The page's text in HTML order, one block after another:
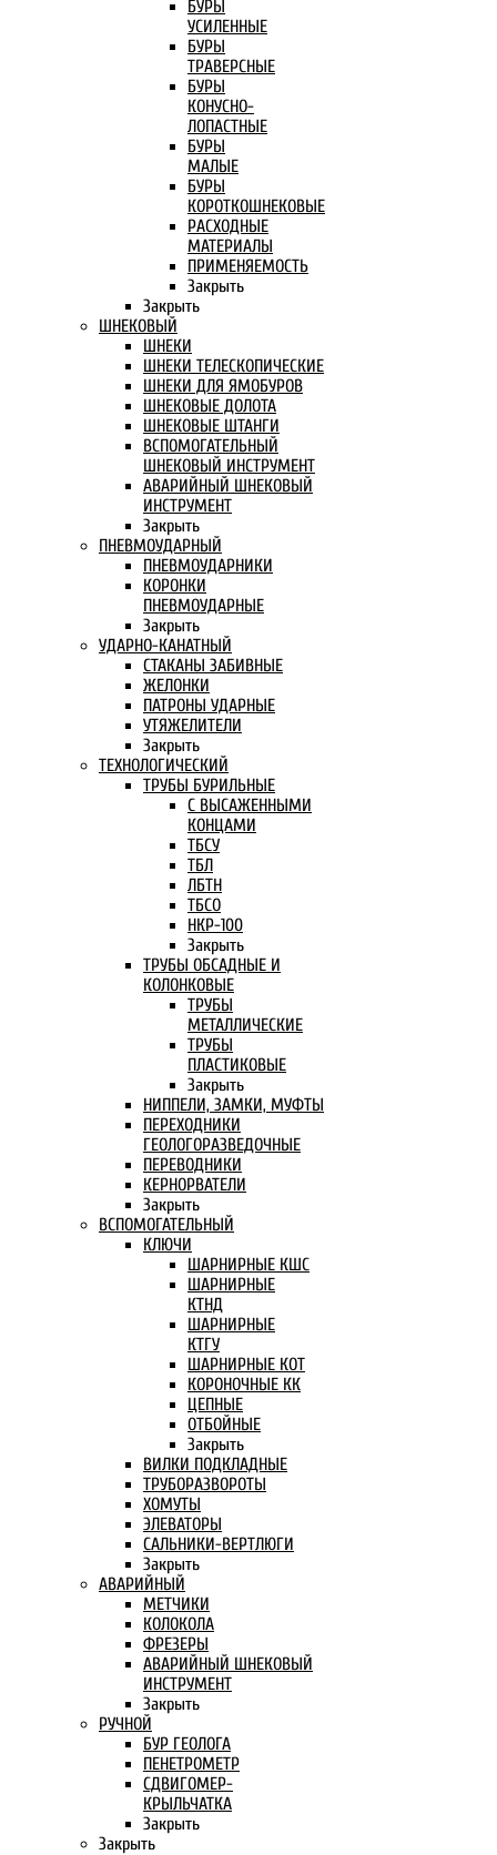
БУРЫ
УСИЛЕННЫЕ
БУРЫ
ТРАВЕРСНЫЕ
БУРЫ
КОНУСНО-
ЛОПАСТНЫЕ
БУРЫ
МАЛЫЕ
БУРЫ
КОРОТКОШНЕКОВЫЕ
РАСХОДНЫЕ
МАТЕРИАЛЫ
ПРИМЕНЯЕМОСТЬ
Закрыть
Закрыть
ШНЕКОВЫЙ
ШНЕКИ
ШНЕКИ ТЕЛЕСКОПИЧЕСКИЕ
ШНЕКИ ДЛЯ ЯМОБУРОВ
ШНЕКОВЫЕ ДОЛОТА
ШНЕКОВЫЕ ШТАНГИ
ВСПОМОГАТЕЛЬНЫЙ
ШНЕКОВЫЙ ИНСТРУМЕНТ
АВАРИЙНЫЙ ШНЕКОВЫЙ
ИНСТРУМЕНТ
Закрыть
ПНЕВМОУДАРНЫЙ
ПНЕВМОУДАРНИКИ
КОРОНКИ
ПНЕВМОУДАРНЫЕ
Закрыть
УДАРНО-КАНАТНЫЙ
СТАКАНЫ ЗАБИВНЫЕ
ЖЕЛОНКИ
ПАТРОНЫ УДАРНЫЕ
УТЯЖЕЛИТЕЛИ
Закрыть
ТЕХНОЛОГИЧЕСКИЙ
ТРУБЫ БУРИЛЬНЫЕ
С ВЫСАЖЕННЫМИ
КОНЦАМИ
ТБСУ
ТБЛ
ЛБТН
ТБСО
НКР-100
Закрыть
ТРУБЫ ОБСАДНЫЕ И
КОЛОНКОВЫЕ
ТРУБЫ
МЕТАЛЛИЧЕСКИЕ
ТРУБЫ
ПЛАСТИКОВЫЕ
Закрыть
НИППЕЛИ, ЗАМКИ, МУФТЫ
ПЕРЕХОДНИКИ
ГЕОЛОГОРАЗВЕДОЧНЫЕ
ПЕРЕВОДНИКИ
КЕРНОРВАТЕЛИ
Закрыть
ВСПОМОГАТЕЛЬНЫЙ
КЛЮЧИ
ШАРНИРНЫЕ КШС
ШАРНИРНЫЕ
КТНД
ШАРНИРНЫЕ
КТГУ
ШАРНИРНЫЕ КОТ
КОРОНОЧНЫЕ КК
ЦЕПНЫЕ
ОТБОЙНЫЕ
Закрыть
ВИЛКИ ПОДКЛАДНЫЕ
ТРУБОРАЗВОРОТЫ
ХОМУТЫ
ЭЛЕВАТОРЫ
САЛЬНИКИ-ВЕРТЛЮГИ
Закрыть
АВАРИЙНЫЙ
МЕТЧИКИ
КОЛОКОЛА
ФРЕЗЕРЫ
АВАРИЙНЫЙ ШНЕКОВЫЙ
ИНСТРУМЕНТ
Закрыть
РУЧНОЙ
БУР ГЕОЛОГА
ПЕНЕТРОМЕТР
СДВИГОМЕР-
КРЫЛЬЧАТКА
Закрыть
Закрыть